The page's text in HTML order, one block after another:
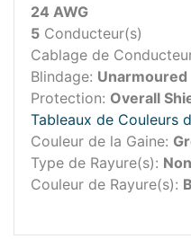
24 AWG
5 Conducteur(s)
Cablage de
Blindage: Unarmoured
Protection: Overall
Tableaux de Couleurs
Couleur de la Gaine:
Type de Rayure(s):
Couleur de Rayure(s):